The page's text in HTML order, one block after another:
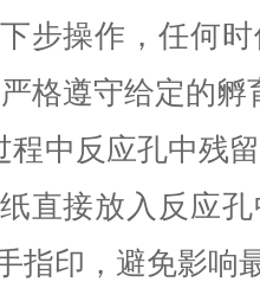
步操作，任何
格遵守给定的孵
中反应孔中残
直接放入反应
指印，避免影响